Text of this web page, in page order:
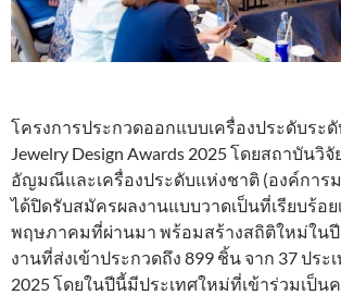
โครงการประกวดออกแบบเครื่องประดับระดั
Jewelry Design Awards 2025 โดยสถาบันวิ
อัญมณีและเครื่องประดับแห่งชาติ (องค์การ
ได้ปิดรับสมัครผลงานแบบวาดเป็นที่เรียบร้อย
พฤษภาคมที่ผ่านมา พร้อมสร้างสถิติใหม่ใน
งานที่ส่งเข้าประกวดถึง 899 ชิ้น จาก 37 ประ
2025 โดยในปีนี้มีประเทศใหม่ที่เข้าร่วมเป็น